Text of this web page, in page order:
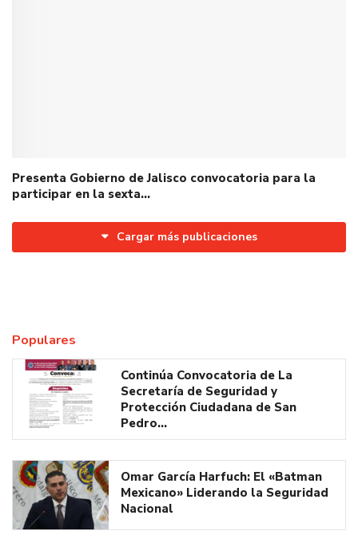
Presenta Gobierno de Jalisco convocatoria para la
participar en la sexta…
Cargar más publicaciones
Populares
Continúa Convocatoria de La
Secretaría de Seguridad y
Protección Ciudadana de San
Pedro…
Omar García Harfuch: El «Batman
Mexicano» Liderando la Seguridad
Nacional